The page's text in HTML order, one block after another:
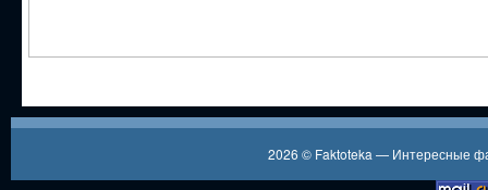
2026 © Faktoteka — Интересные